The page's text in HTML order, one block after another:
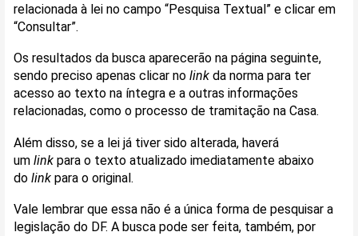
relacionada à lei no campo “Pesquisa Textual” e clicar em
“Consultar”.
Os resultados da busca aparecerão na página seguinte,
sendo preciso apenas clicar no link da norma para ter
acesso ao texto na íntegra e a outras informações
relacionadas, como o processo de tramitação na Casa.
Além disso, se a lei já tiver sido alterada, haverá
um link para o texto atualizado imediatamente abaixo
do link para o original.
Vale lembrar que essa não é a única forma de pesquisar a
legislação do DF. A busca pode ser feita, também, por